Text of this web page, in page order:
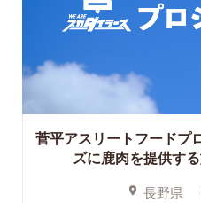
菅平アスリートフードプ
ズに鹿肉を提供す
長野県